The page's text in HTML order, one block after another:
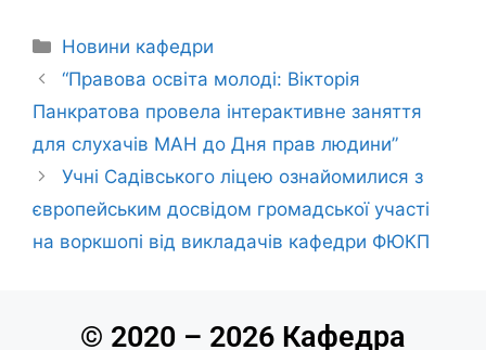
Новини кафедри
“Правова освіта молоді: Вікторія
Панкратова провела інтерактивне заняття
для слухачів МАН до Дня прав людини”
Учні Садівського ліцею ознайомилися з
європейським досвідом громадської участі
на воркшопі від викладачів кафедри ФЮКП
© 2020 – 2026 Кафедра